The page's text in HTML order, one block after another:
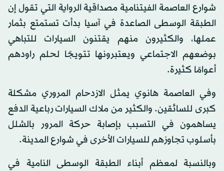
شوارع العاصمة الفيتنامية مصداقية الرواية التي تقول إن
الطبقة الوسطى الصاعدة في آسيا بدأت تستمتع بثمار
عملها، والكثيرون منهم يقتنون السيارات للتباهي
بوضعهم الاجتماعي ويعتبرونها تتويجًا لحلم راودهم
أعوامًا كثيرة.
وفي العاصمة هانوي يمثل الازدحام المروري مشكلة
كبرى للسائقين. والكثير من ملاك السيارات رباعية الدفع
يساهمون في التسبب بإصابة حركة المرور بالشلل
بأسلوب تجاوزهم للسيارات الأخرى في شوارع المدينة.
وبالنسبة لمعظم أبناء الطبقة الوسطى النامية في